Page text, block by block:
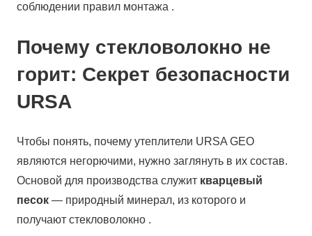
соблюдении правил монтажа .
Почему стекловолокно не
горит: Секрет безопасности
URSA
Чтобы понять, почему утеплители URSA GEO
являются негорючими, нужно заглянуть в их состав.
Основой для производства служит кварцевый
песок — природный минерал, из которого и
получают стекловолокно .